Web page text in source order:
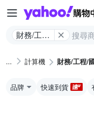
財務/工程/
型 計算機 財務/工程/
品牌 快速到貨